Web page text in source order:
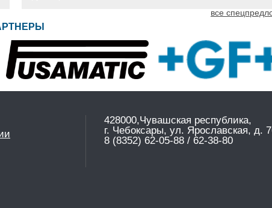
все
428000,Чувашская республика,
г. Чебоксары, ул. Ярославская, д.
8 (8352) 62-05-88 / 62-38-80